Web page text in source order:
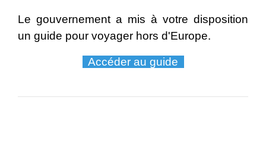
Le gouvernement a mis à votre disposition
un guide pour voyager hors d'Europe.
Accéder au guide